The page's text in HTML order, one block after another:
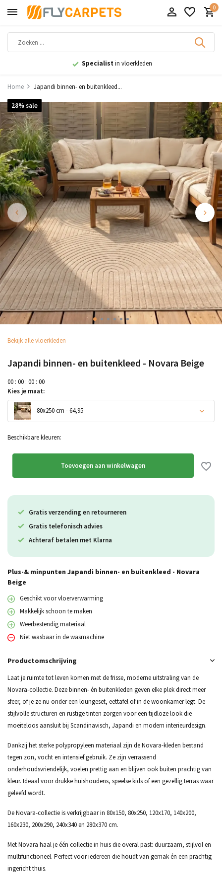
0
9,1uit 11.000+ beoordelingen
Home Japandi binnen- en buitenkleed...
28% sale
Bekijk alle vloerkleden
Japandi binnen- en buitenkleed - Novara Beige
00 : 00 : 00 : 00
Kies je maat:
80x250 cm - 64,95
Beschikbare kleuren:
Toevoegen aan winkelwagen
Gratis verzending en retourneren
Gratis telefonisch advies
Achteraf betalen met Klarna
Plus-& minpunten Japandi binnen- en buitenkleed - Novara
Beige
Geschikt voor vloerverwarming
Makkelijk schoon te maken
Weerbestendig materiaal
Niet wasbaar in de wasmachine
Productomschrijving
Laat je ruimte tot leven komen met de frisse, moderne uitstraling van de
Novara-collectie. Deze binnen- én buitenkleden geven elke plek direct meer
sfeer, of je ze nu onder een loungeset, eettafel of in de woonkamer legt. De
stijlvolle structuren en rustige tinten zorgen voor een tijdloze look die
moeiteloos aansluit bij Scandinavisch, Japandi en modern interieurdesign.
Dankzij het sterke polypropyleen materiaal zijn de Novara-kleden bestand
tegen zon, vocht en intensief gebruik. Ze zijn verrassend
onderhoudsvriendelijk, voelen prettig aan en blijven ook buiten prachtig van
kleur. Ideaal voor drukke huishoudens, speelse kids of een gezellig terras waar
geleefd wordt.
De Novara-collectie is verkrijgbaar in 80x150, 80x250, 120x170, 140x200,
160x230, 200x290, 240x340 en 280x370 cm.
Met Novara haal je één collectie in huis die overal past: duurzaam, stijlvol en
multifunctioneel. Perfect voor iedereen die houdt van gemak én een prachtig
ingericht thuis.